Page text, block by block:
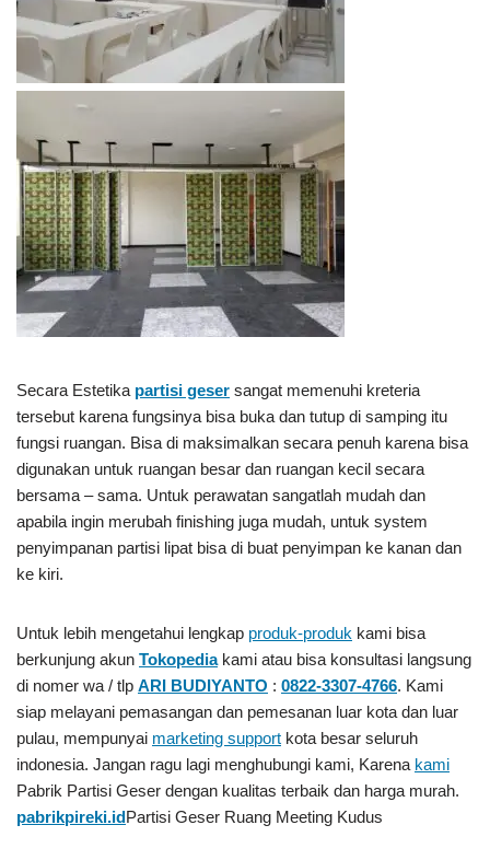
Secara Estetika partisi geser sangat memenuhi kreteria
tersebut karena fungsinya bisa buka dan tutup di samping itu
fungsi ruangan. Bisa di maksimalkan secara penuh karena bisa
digunakan untuk ruangan besar dan ruangan kecil secara
bersama – sama. Untuk perawatan sangatlah mudah dan
apabila ingin merubah finishing juga mudah, untuk system
penyimpanan partisi lipat bisa di buat penyimpan ke kanan dan
ke kiri.
Untuk lebih mengetahui lengkap produk-produk kami bisa
berkunjung akun Tokopediakami atau bisa konsultasi langsung
di nomer wa / tlp ARI BUDIYANTO : 0822-3307-4766. Kami
siap melayani pemasangan dan pemesanan luar kota dan luar
pulau, mempunyai marketing support kota besar seluruh
indonesia. Jangan ragu lagi menghubungi kami, Karena kami
Pabrik Partisi Geser dengan kualitas terbaik dan harga murah.
pabrikpireki.idPartisi Geser Ruang Meeting Kudus